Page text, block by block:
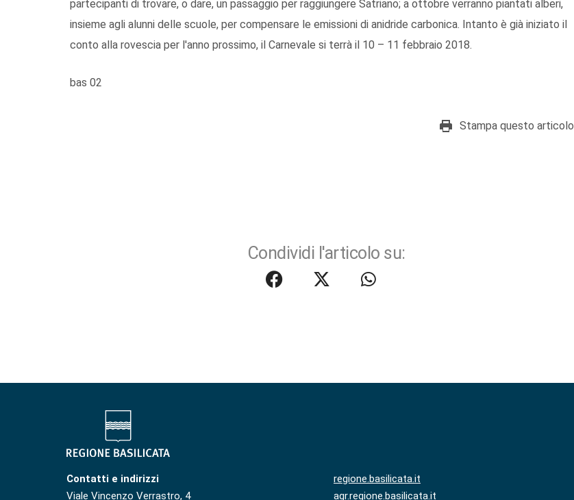
partecipanti di trovare, o dare, un passaggio per raggiungere Satriano; a ottobre verranno piantati alberi,
insieme agli alunni delle scuole, per compensare le emissioni di anidride carbonica. Intanto è già iniziato il
conto alla rovescia per l'anno prossimo, il Carnevale si terrà il 10 – 11 febbraio 2018.
bas 02
Stampa questo articolo
Condividi l'articolo su:
Contatti e indirizzi
Viale Vincenzo Verrastro, 4
regione.basilicata.it
agr.regione.basilicata.it